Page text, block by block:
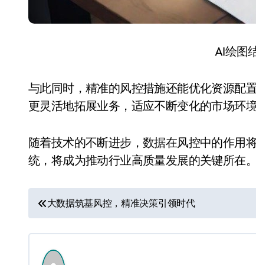
AI绘图
与此同时，精准的风控措施还能优化资源配
更灵活地拓展业务，适应不断变化的市场环境
随着技术的不断进步，数据在风控中的作用
统，将成为推动行业高质量发展的关键所在。
文
章
导
大数据筑基风控，精准决策引领时代